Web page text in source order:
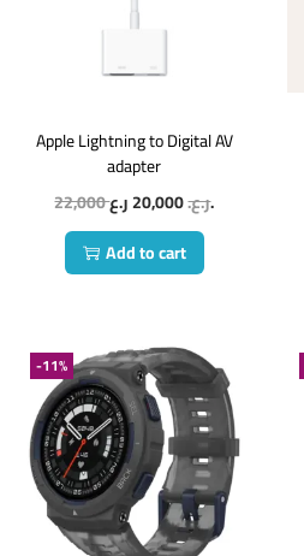
Apple Lightning to Digital AV
adapter
22,000
ر.ع.20,000
ر.ع.
Add to cart
-11%